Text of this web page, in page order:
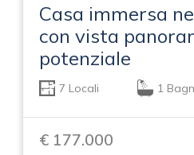
Casa immersa
con vista
potenziale
7 Locali 1
€ 177.000